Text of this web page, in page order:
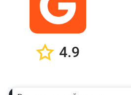
4.9